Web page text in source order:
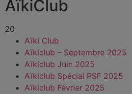
AïkiClub
20
Aïki Club
Aïkiclub – Septembre 2025
Aïkiclub Juin 2025
Aïkiclub Spécial PSF 2025
Aïkiclub Février 2025